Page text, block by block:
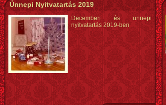
Ünnepi Nyitvatartás 2019
Decemberi és ünnepi
nyitvatartás 2019-ben